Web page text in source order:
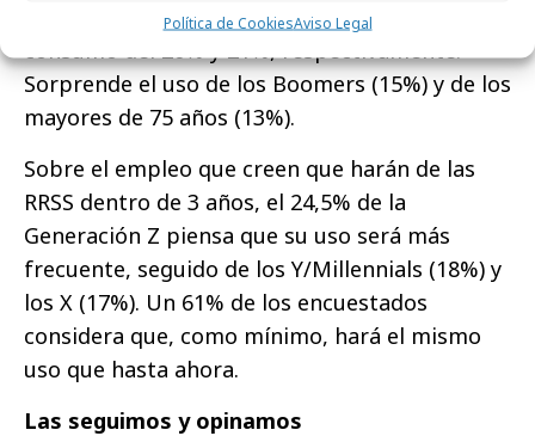
Política de CookiesAviso Legal
Y/Millennial y la Generación X tienen un
Sorprende el uso de los Boomers (15%) y de los
mayores de 75 años (13%).
Sobre el empleo que creen que harán de las
RRSS dentro de 3 años, el 24,5% de la
Generación Z piensa que su uso será más
frecuente, seguido de los Y/Millennials (18%) y
los X (17%). Un 61% de los encuestados
considera que, como mínimo, hará el mismo
uso que hasta ahora.
Las seguimos y opinamos